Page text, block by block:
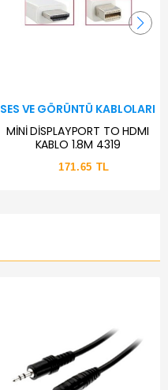
SES VE GÖRÜNTÜ KABLOLARI
MİNİ DİSPLAYPORT TO HDMI
KABLO 1.8M 4319
171.65 TL